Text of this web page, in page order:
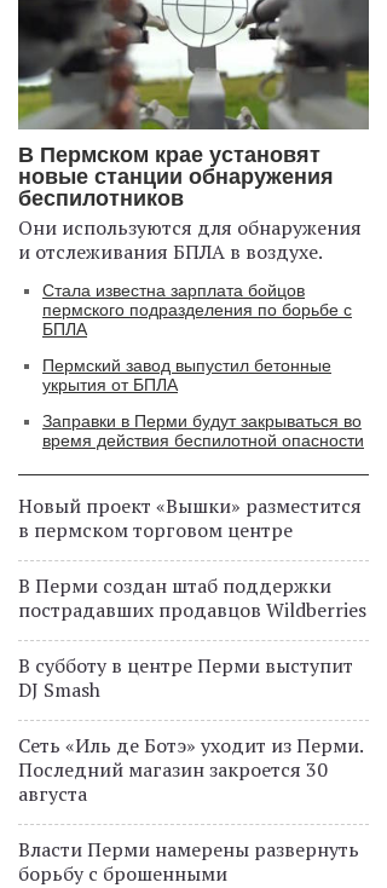
В Пермском крае установят
новые станции обнаружения
беспилотников
Они используются для обнаружения
и отслеживания БПЛА в воздухе.
Стала известна зарплата бойцов
пермского подразделения по борьбе с
БПЛА
Пермский завод выпустил бетонные
укрытия от БПЛА
Заправки в Перми будут закрываться во
время действия беспилотной опасности
Новый проект «Вышки» разместится
в пермском торговом центре
В Перми создан штаб поддержки
пострадавших продавцов Wildberries
В субботу в центре Перми выступит
DJ Smash
Сеть «Иль де Ботэ» уходит из Перми.
Последний магазин закроется 30
августа
Власти Перми намерены развернуть
борьбу с брошенными